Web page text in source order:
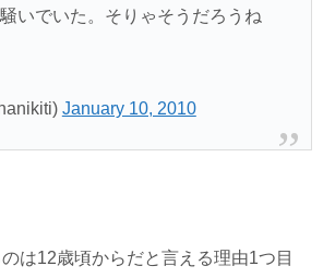
いでいた。そりゃそうだろうね
January 10, 2010
は12歳頃からだと言える理由1つ目